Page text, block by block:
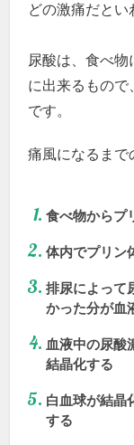
どの激痛だとい
尿酸は、食べ
に出来るもので
です。
痛風になるまで
食べ物からプ
体内でプリン
排尿によって
かった分が血
血液中の尿酸
結晶化する
白血球が結晶
する